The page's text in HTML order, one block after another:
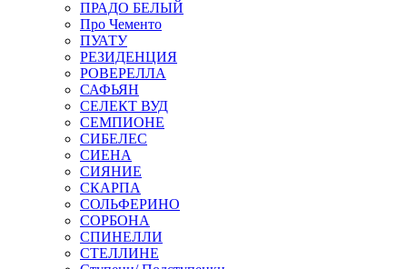
ПРАДО БЕЛЫЙ
Про Чементо
ПУАТУ
РЕЗИДЕНЦИЯ
РОВЕРЕЛЛА
САФЬЯН
СЕЛЕКТ ВУД
СЕМПИОНЕ
СИБЕЛЕС
СИЕНА
СИЯНИЕ
СКАРПА
СОЛЬФЕРИНО
СОРБОНА
СПИНЕЛЛИ
СТЕЛЛИНЕ